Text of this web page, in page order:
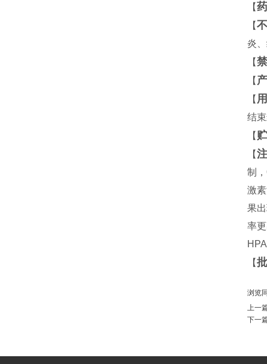
【
【
炎
【
【
【
结
【
【
制
激
果
率
【
浏览
上一
下一